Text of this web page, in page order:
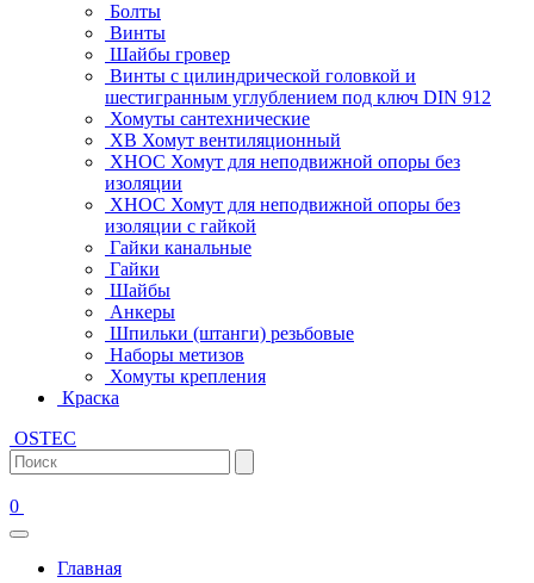
Болты
Винты
Шайбы гровер
Винты с цилиндрической головкой и
шестигранным углублением под ключ DIN 912
Хомуты сантехнические
ХВ Хомут вентиляционный
ХНОС Хомут для неподвижной опоры без
изоляции
ХНОС Хомут для неподвижной опоры без
изоляции с гайкой
Гайки канальные
Гайки
Шайбы
Анкеры
Шпильки (штанги) резьбовые
Наборы метизов
Хомуты крепления
Краска
OSTEC
0
Главная